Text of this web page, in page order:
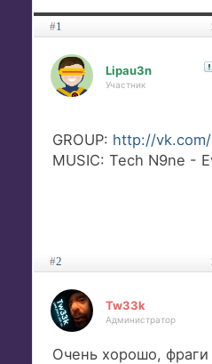
#1
Lipau3n
Участник
GROUP: http://
MUSIC: Tech N9ne -
#2
Tw33k
Администратор
Очень хорошо,